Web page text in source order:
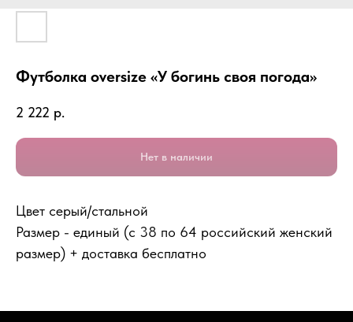
Футболка oversize «У богинь своя погода»
2 222 р.
Нет в наличии
Цвет серый/стальной
Размер - единый (с 38 по 64 российский женский
размер) + доставка бесплатно